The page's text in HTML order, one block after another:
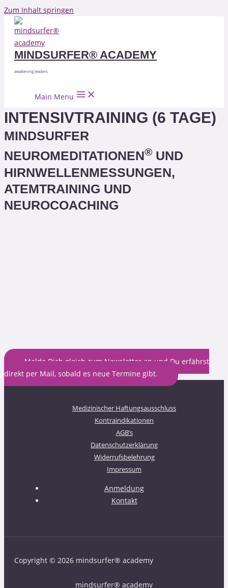
Zum Inhalt springen
MINDSURFER® ACADEMY
awakening leaders
Main Menu
INTENSIVTRAINING (6 TAGE)
MINDSURFER
NEUROMEDITATIONEN® UND
HIRNWELLENMESSUNGEN,
ATEMTRAINING UND
NEUROCOACHING
Melde Dich gleich zum Newsletter an und Du erfährst
direkt per Mail, sobald es neue Termine gibt.
Medizinischer Haftungsausschluss
Kontraindikationen
AGB’s
Datenschutzerklärung
Widerrufsbelehrung
Impressum
Anmeldung
Kontakt
Copyright © 2026 mindsurfer® academy
mindsurfer® academy